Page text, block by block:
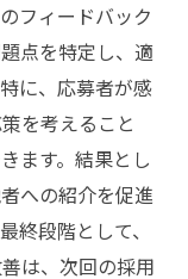
フィードバック
点を特定し、適
に、応募者が感
を考えること
ます。結果とし
への紹介を促進
終段階として、
は、次回の採用